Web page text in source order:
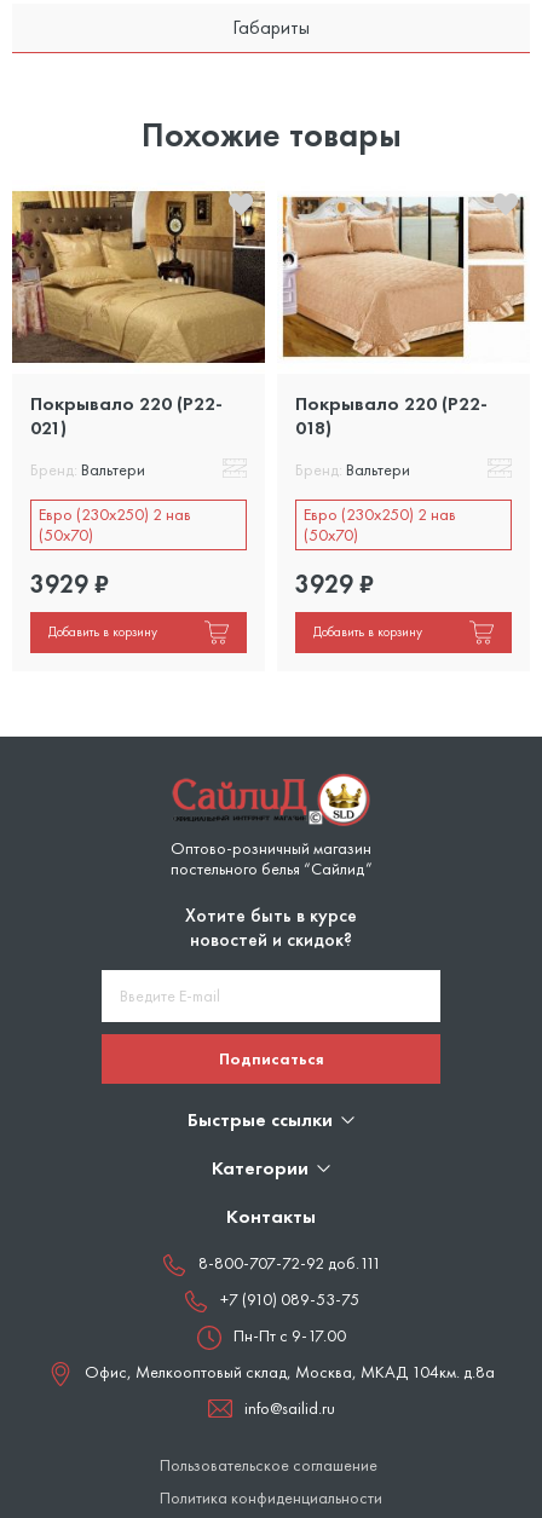
Габариты
Похожие товары
Покрывало 220 (P22-
021)
Бренд: Вальтери
Евро (230х250) 2 нав
(50х70)
3929₽
Добавить в корзину
Покрывало 220 (P22-
018)
Бренд: Вальтери
Евро (230х250) 2 нав
(50х70)
3929₽
Добавить в корзину
Оптово-розничный магазин
постельного белья “Сайлид”
Хотите быть в курсе
новостей и скидок?
Подписаться
Быстрые ссылки
Категории
Контакты
8-800-707-72-92 доб.111
+7 (910) 089-53-75
Пн-Пт с 9-17.00
Офис, Мелкооптовый склад, Москва, МКАД 104км. д.8а
info@sailid.ru
Пользовательское соглашение
Политика конфиденциальности